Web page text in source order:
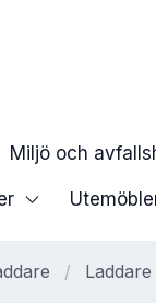
Miljö och
/ Laddare